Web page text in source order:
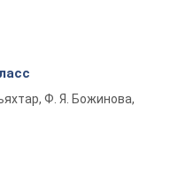
Ф. Я. Божинова,